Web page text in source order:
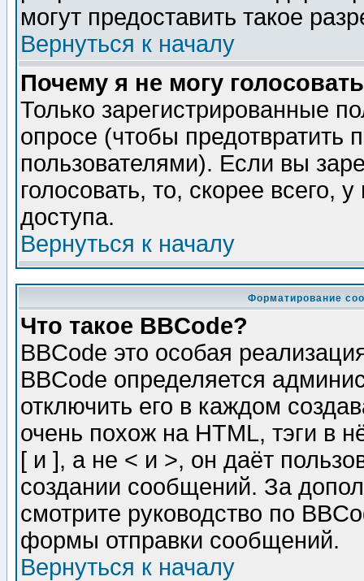
могут предоставить такое
Вернуться к началу
Почему я не могу
Только зарегистрированные
опросе (чтобы предотвратить
пользователями). Если вы
голосовать, то, скорее всего,
доступа.
Вернуться к началу
Форматирование
Что такое BBCode?
BBCode это особая
BBCode определяется
отключить его в каждом
очень похож на HTML, тэги в
[ и ], а не < и >, он даёт
создании сообщений. За
смотрите руководство по
формы отправки сообщений.
Вернуться к началу